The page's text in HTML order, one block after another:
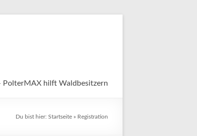
PolterMAX hilft Waldbesitzern
Du bist hier: Startseite » Registration